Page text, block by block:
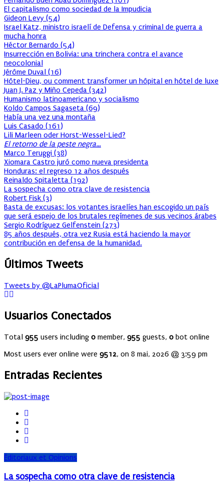
El capitalismo como sociedad de la Impudicia
Gideon Levy (54)
Israel Katz, ministro israelí de Defensa y criminal de guerra a
mucha honra
Héctor Bernardo (54)
Insurrección en Bolivia: una trinchera contra el avance
neocolonial
Jérôme Duval (16)
Hôtel-Dieu, ou comment transformer un hôpital en hôtel de luxe
Juan J. Paz y Miño Cepeda (342)
Humanismo latinoamericano y socialismo
Koldo Campos Sagaseta (69)
Había una vez una montaña
Luis Casado (161)
Lili Marleen oder Horst-Wessel-Lied?
El retorno de la peste negra…
Marco Teruggi (38)
Xiomara Castro juró como nueva presidenta
Honduras: el regreso 12 años después
Reinaldo Spitaletta (192)
La sospecha como otra clave de resistencia
Robert Fisk (3)
Basta de excusas: los votantes israelíes han escogido un país
que será espejo de los brutales regímenes de sus vecinos árabes
Sergio Rodríguez Gelfenstein (273)
85 años después, otra vez Rusia está haciendo la mayor
contribución en defensa de la humanidad.
Últimos Tweets
Tweets by @LaPlumaOficial
Usuarios Conectados
Total 955 users including 0 member, 955 guests, 0 bot online
Most users ever online were 9512, on 8 mai, 2026 @ 3:59 pm
Entradas Recientes
Éditoriaux et Opinions
La sospecha como otra clave de resistencia